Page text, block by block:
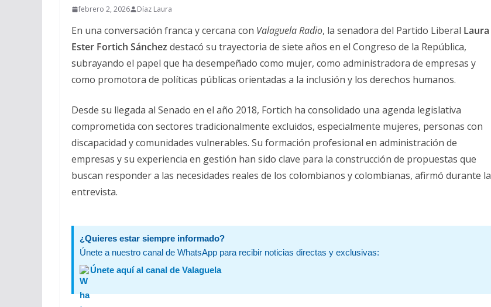
febrero 2, 2026 Díaz Laura
En una conversación franca y cercana con Valaguela Radio, la senadora del Partido Liberal Laura
Ester Fortich Sánchez destacó su trayectoria de siete años en el Congreso de la República,
subrayando el papel que ha desempeñado como mujer, como administradora de empresas y
como promotora de políticas públicas orientadas a la inclusión y los derechos humanos.
Desde su llegada al Senado en el año 2018, Fortich ha consolidado una agenda legislativa
comprometida con sectores tradicionalmente excluidos, especialmente mujeres, personas con
discapacidad y comunidades vulnerables. Su formación profesional en administración de
empresas y su experiencia en gestión han sido clave para la construcción de propuestas que
buscan responder a las necesidades reales de los colombianos y colombianas, afirmó durante la
entrevista.
¿Quieres estar siempre informado?
Únete a nuestro canal de WhatsApp para recibir noticias directas y exclusivas:
Únete aquí al canal de Valaguela